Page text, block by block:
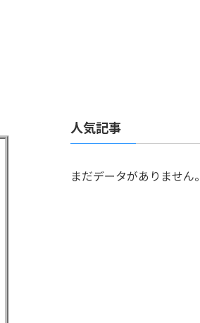
人気記事
まだデータがありません。